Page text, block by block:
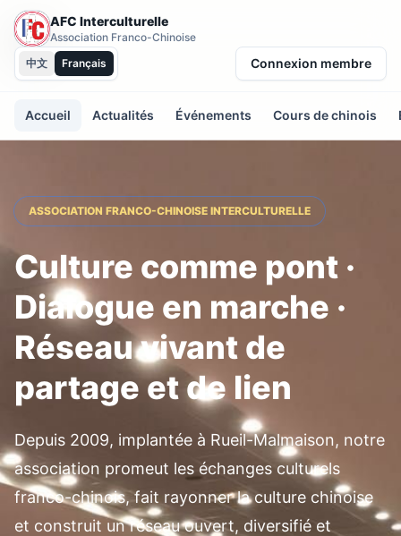
AFC Interculturelle
Association Franco-Chinoise
中文
Français Connexion membre
Accueil Actualités Événements Cours de chinois
ASSOCIATION FRANCO-CHINOISE INTERCULTURELLE
Culture comme pont ·
Dialogue en marche ·
Réseau vivant de
partage et de lien
Depuis 2009, implantée à Rueil-Malmaison, notre
association promeut les échanges culturels
franco-chinois, fait rayonner la culture chinoise
et construit un réseau ouvert, diversifié et